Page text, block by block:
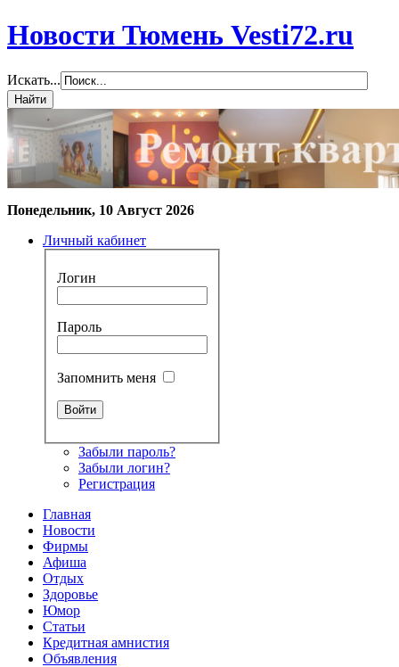
Новости Тюмень Vesti72.ru
Искать...
Понедельник, 10 Август 2026
Личный кабинет
Логин
Пароль
Запомнить меня
Забыли пароль?
Забыли логин?
Регистрация
Главная
Новости
Фирмы
Афиша
Отдых
Здоровье
Юмор
Статьи
Кредитная амнистия
Объявления